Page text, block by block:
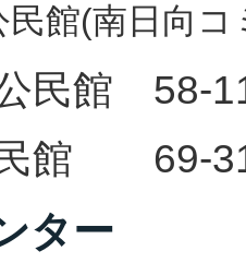
民館(南日向
館 58-
館 69-
ター